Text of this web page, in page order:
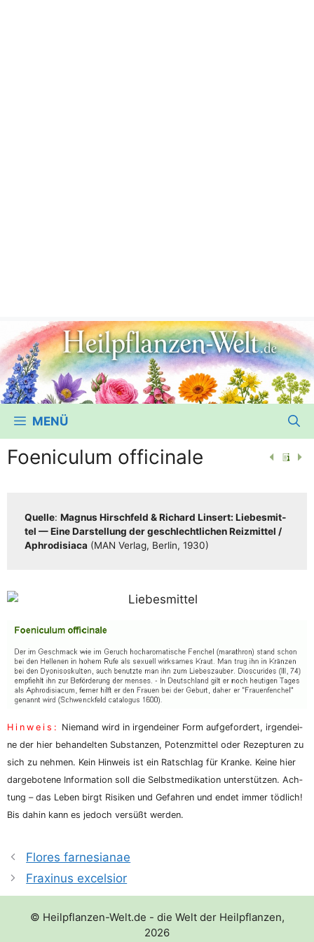
MENÜ
Foeniculum officinale
Quel­le: Magnus Hirsch­feld & Richard Lin­sert: Lie­bes­mit­
tel — Eine Dar­stel­lung der geschlecht­li­chen Reiz­mit­tel /​​
Aphro­di­sia­ca (MAN Ver­lag, Ber­lin, 1930)
Hin­weis: Nie­mand wird in irgend­ei­ner Form auf­ge­for­dert, irgend­ei­
ne der hier behan­del­ten Sub­stan­zen, Potenz­mit­tel oder Rezep­tu­ren zu
sich zu neh­men. Kein Hin­weis ist ein Rat­schlag für Kran­ke. Kei­ne hier
dar­ge­bo­te­ne Infor­ma­ti­on soll die Selbst­me­di­ka­ti­on unter­stüt­zen. Ach­
tung – das Leben birgt Risi­ken und Gefah­ren und endet immer töd­lich!
Bis dahin kann es jedoch ver­süßt werden.
Flores farnesianae
Fraxinus excelsior
© Heilpflanzen-Welt.de - die Welt der Heilpflanzen,
2026